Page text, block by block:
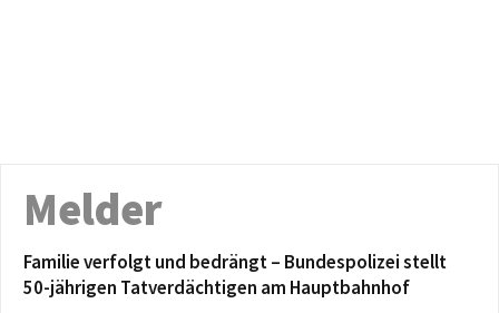
Melder
Familie verfolgt und bedrängt – Bundespolizei stellt
50-jährigen Tatverdächtigen am Hauptbahnhof